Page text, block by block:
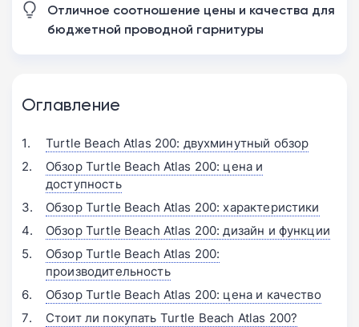
Отличное соотношение цены и качества для
бюджетной проводной гарнитуры
Оглавление
Turtle Beach Atlas 200: двухминутный обзор
Обзор Turtle Beach Atlas 200: цена и
доступность
Обзор Turtle Beach Atlas 200: характеристики
Обзор Turtle Beach Atlas 200: дизайн и функции
Обзор Turtle Beach Atlas 200:
производительность
Обзор Turtle Beach Atlas 200: цена и качество
Стоит ли покупать Turtle Beach Atlas 200?